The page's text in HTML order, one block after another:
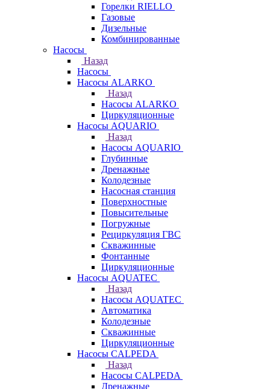
Горелки RIELLO
Газовые
Дизельные
Комбинированные
Насосы
Назад
Насосы
Насосы ALARKO
Назад
Насосы ALARKO
Циркуляционные
Насосы AQUARIO
Назад
Насосы AQUARIO
Глубинные
Дренажные
Колодезные
Насосная станция
Поверхностные
Повысительные
Погружные
Рециркуляция ГВС
Скважинные
Фонтанные
Циркуляционные
Насосы AQUATEC
Назад
Насосы AQUATEC
Автоматика
Колодезные
Скважинные
Циркуляционные
Насосы CALPEDA
Назад
Насосы CALPEDA
Дренажные